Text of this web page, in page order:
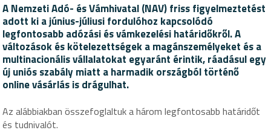
A Nemzeti Adó- és Vámhivatal (NAV) friss figyelmeztetést
adott ki a június-júliusi fordulóhoz kapcsolódó
legfontosabb adózási és vámkezelési határidőkről. A
változások és kötelezettségek a magánszemélyeket és a
multinacionális vállalatokat egyaránt érintik, ráadásul egy
új uniós szabály miatt a harmadik országból történő
online vásárlás is drágulhat.
Az alábbiakban összefoglaltuk a három legfontosabb határidőt
és tudnivalót.